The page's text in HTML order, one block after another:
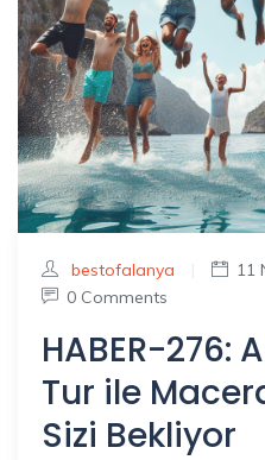
bestofalanya 11
0 Comments
HABER-276:
Tur ile
Sizi Bekliyor